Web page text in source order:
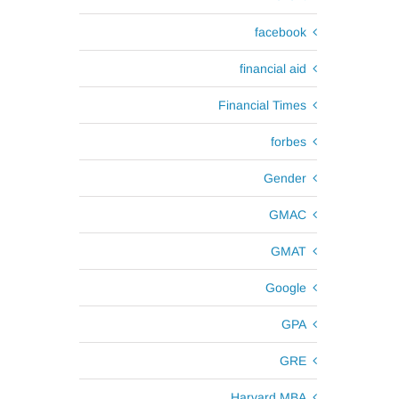
facebook
financial aid
Financial Times
forbes
Gender
GMAC
GMAT
Google
GPA
GRE